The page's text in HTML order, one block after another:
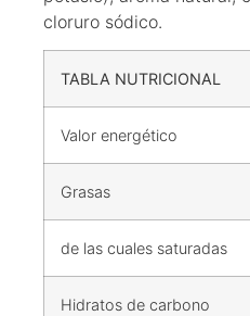
cloruro sódico.
TABLA NUTRICIONAL
Valor energético
Grasas
de las cuales saturadas
Hidratos de carbono